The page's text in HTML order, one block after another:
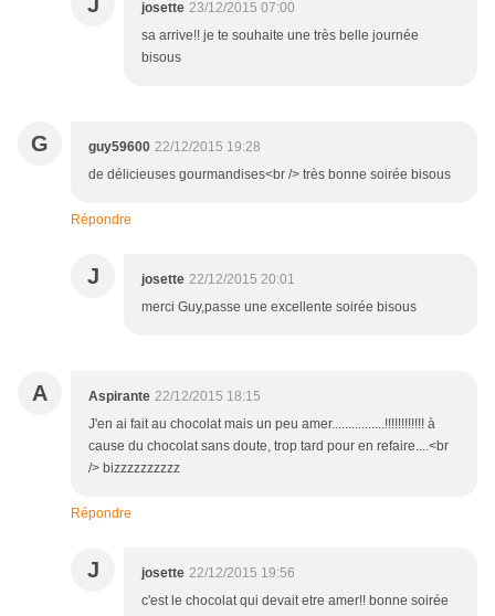
josette 23/12/2015 07:00
sa arrive!! je te souhaite une très belle journée
bisous
G guy59600 22/12/2015 19:28
de délicieuses gourmandises<br /> très bonne soirée bisous
Répondre
J josette 22/12/2015 20:01
merci Guy,passe une excellente soirée bisous
A Aspirante 22/12/2015 18:15
J'en ai fait au chocolat mais un peu amer................!!!!!!!!!!!! à
cause du chocolat sans doute, trop tard pour en refaire....<br
/> bizzzzzzzzzz
Répondre
J josette 22/12/2015 19:56
c'est le chocolat qui devait etre amer!! bonne soirée